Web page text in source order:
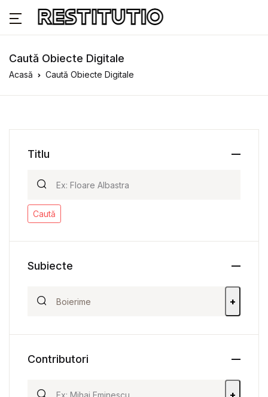
Caută Obiecte Digitale
Acasă Caută Obiecte Digitale
Titlu
Caută
Subiecte
+
Contributori
+